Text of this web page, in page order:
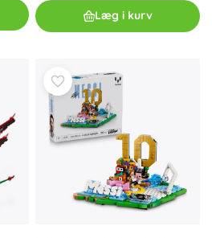
Læg i kurv